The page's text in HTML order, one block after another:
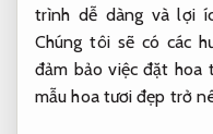
trình dễ dàng và lợi
Chúng tôi sẽ có các
đảm bảo việc đặt hoa
mẫu hoa tươi đẹp trở